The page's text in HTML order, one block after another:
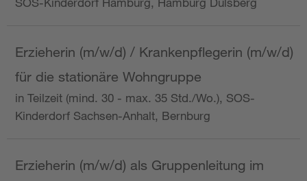
Erzieherin (m/w/d) / Krankenpflegerin (m/w/d)
für die stationäre Wohngruppe
in Teilzeit (mind. 30 - max. 35 Std./Wo.), SOS-
Kinderdorf Sachsen-Anhalt, Bernburg
Erzieherin (m/w/d) als Gruppenleitung im